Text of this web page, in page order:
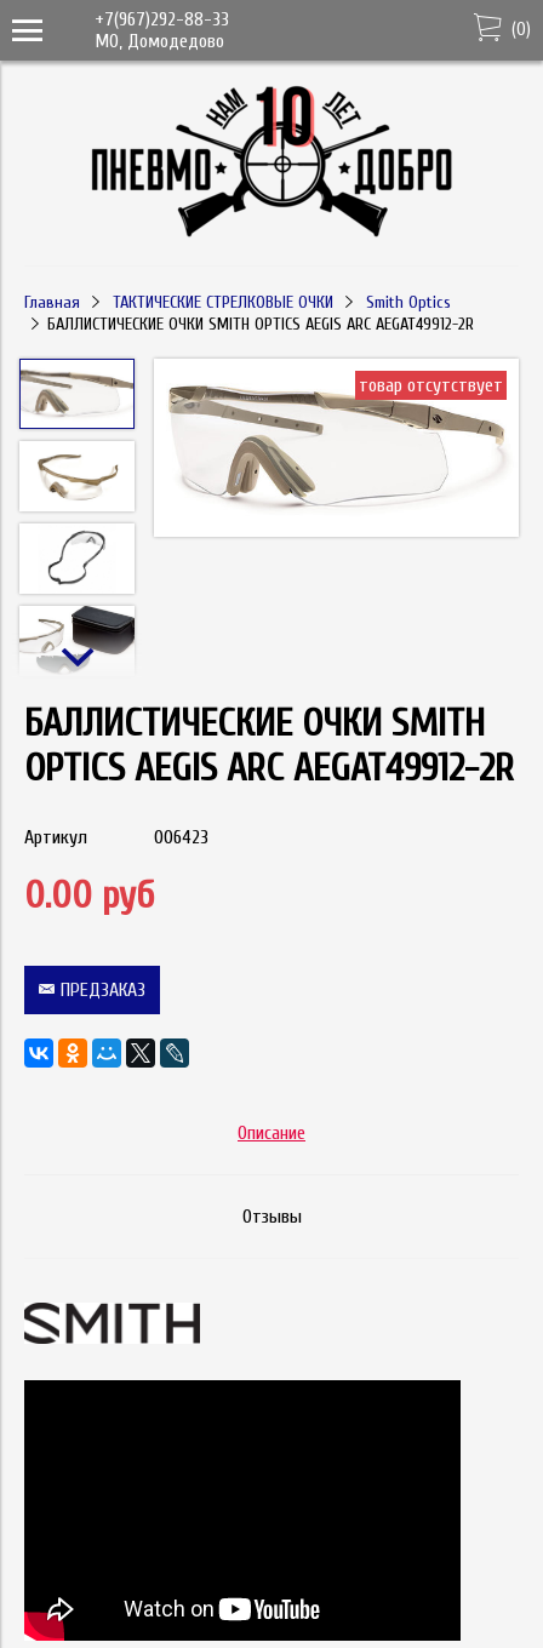
+7(967)292-88-33
МО, Домодедово
(0)
Главная ТАКТИЧЕСКИЕ СТРЕЛКОВЫЕ ОЧКИ
Smith Optics
БАЛЛИСТИЧЕСКИЕ ОЧКИ SMITH OPTICS AEGIS ARC AEGAT49912-2R
товар отсутствует
БАЛЛИСТИЧЕСКИЕ ОЧКИ SMITH
OPTICS AEGIS ARC AEGAT49912-2R
Артикул 006423
0.00 руб
ПРЕДЗАКАЗ
Описание
Отзывы